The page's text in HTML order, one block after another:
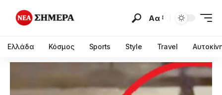
Αα
Ελλάδα Κόσμος Sports Style Travel